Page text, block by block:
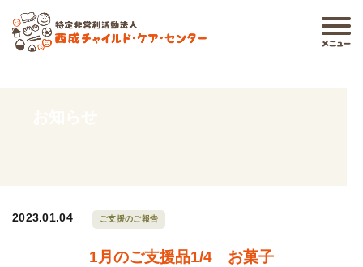
2023.01.04 ご支援のご報告
1月のご支援品1/4 お菓子